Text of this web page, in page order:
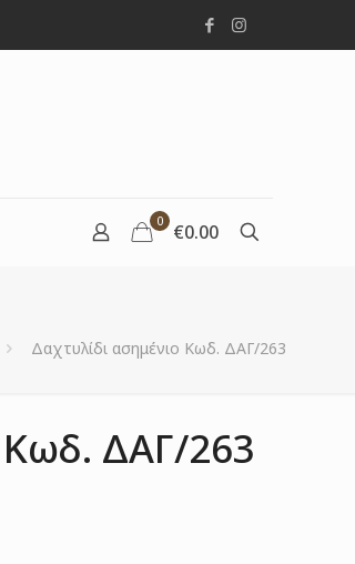
0 €0.00
Δαχτυλίδι ασημένιο Κωδ. ΔΑΓ/263
Κωδ. ΔΑΓ/263